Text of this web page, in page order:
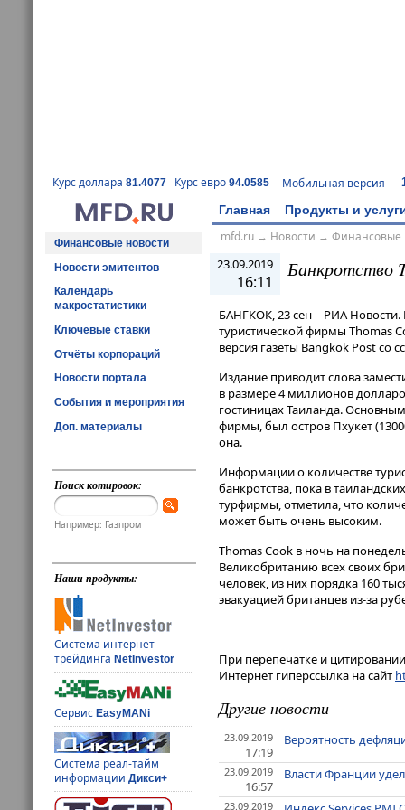
Курс доллара 81.4077 Курс евро 94.0585 Мобильная версия
Главная Продукты и
Финансовые новости
Новости эмитентов
Календарь
макростатистики
Ключевые ставки
Отчёты корпораций
Новости портала
События и мероприятия
Доп. материалы
Поиск котировок:
Например: Газпром
Наши продукты:
Система интернет-
трейдингаNetInvestor
СервисEasyMANi
Система реал-тайм
информацииДикси+
mfd.ru→ Новости → Финансовые
23.09.2019
16:11
Банкротство
БАНГКОК, 23 сен – РИА Новости.
туристической фирмы Thomas
версия газеты Bangkok Post со
Издание приводит слова
в размере 4 миллионов
гостиницах Таиланда​​​.
фирмы, был остров Пхукет
она.
Информации о количестве
банкротства, пока в
турфирмы, отметила, что
может быть очень высоким.
Thomas Cook в ночь на
Великобританию всех своих
человек, из них порядка 160
эвакуацией британцев из-за
При перепечатке и
Интернет гиперссылка на сайт
Другие новости
23.09.2019
17:19
Вероятность
23.09.2019
16:57
Власти Франции
23.09.2019